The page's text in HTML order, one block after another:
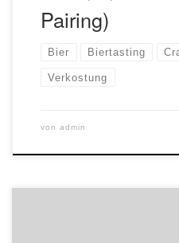
Pairing)
Bier Biertasting
Verkostung
von admin